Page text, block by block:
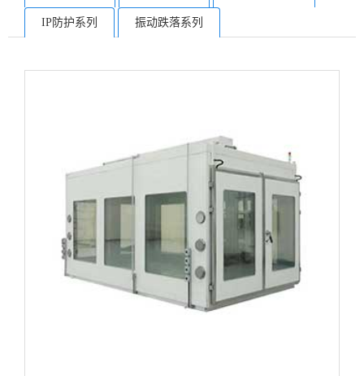
IP防护系列 振动跌落系列